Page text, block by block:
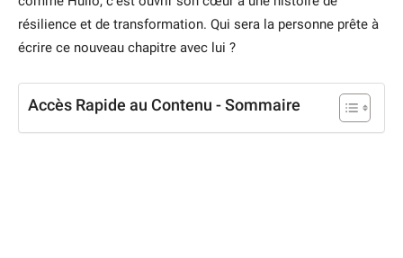
résilience et de transformation. Qui sera la personne prête à
écrire ce nouveau chapitre avec lui ?
Accès Rapide au Contenu - Sommaire